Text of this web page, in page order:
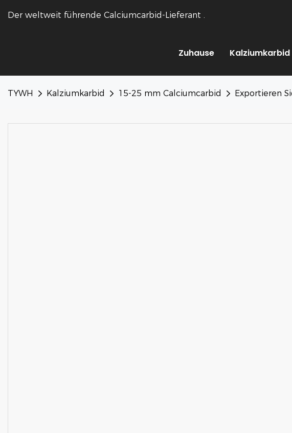
Der weltweit führende Calciumcarbid-Lieferant .
Zuhause Kalziumkarbid
TYWH Kalziumkarbid 15-25 mm Calciumcarbid Exportieren